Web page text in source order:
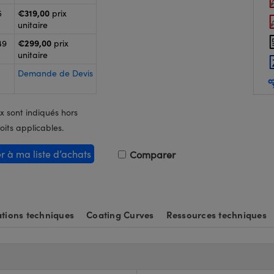
€319,00 prix
unitaire
€299,00 prix
unitaire
Demande de Devis
sont indiqués hors
applicables.
à ma liste d’achats Comparer
techniques Coating Curves Ressources techniques